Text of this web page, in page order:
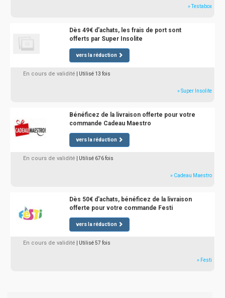
» Testabox
Dès 49€ d'achats, les frais de port sont
offerts par Super Insolite
vers la réduction
En cours de validité | Utilisé 13 fois
» Super Insolite
Bénéficez de la livraison offerte pour votre
commande Cadeau Maestro
vers la réduction
En cours de validité | Utilisé 676 fois
» Cadeau Maestro
Dès 50€ d'achats, bénéficez de la livraison
offerte pour votre commande Festi
vers la réduction
En cours de validité | Utilisé 57 fois
» Festi